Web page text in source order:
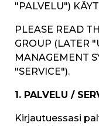
"PALVELU")
PLEASE READ
GROUP (LATER
MANAGEMENT
"SERVICE").
1. PALVELU /
Kirjautuessasi